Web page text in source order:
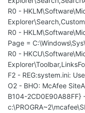
R0 -
R0 -
Page =
R0 -
F2 - REG:system.ini:
O2 - BHO: McAfee
B104-2CD0E90A88FF}